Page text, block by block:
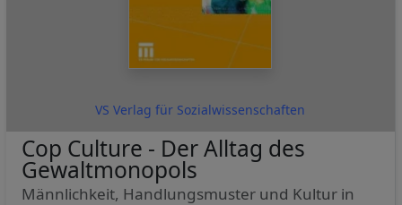
VS Verlag für Sozialwissenschaften
Cop Culture - Der Alltag des
Gewaltmonopols
Männlichkeit, Handlungsmuster und Kultur in